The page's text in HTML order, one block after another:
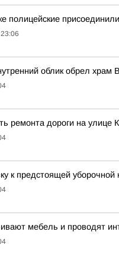
полицейские
облик обрел храм
ремонта дороги на улице
к предстоящей
мебель и проводят